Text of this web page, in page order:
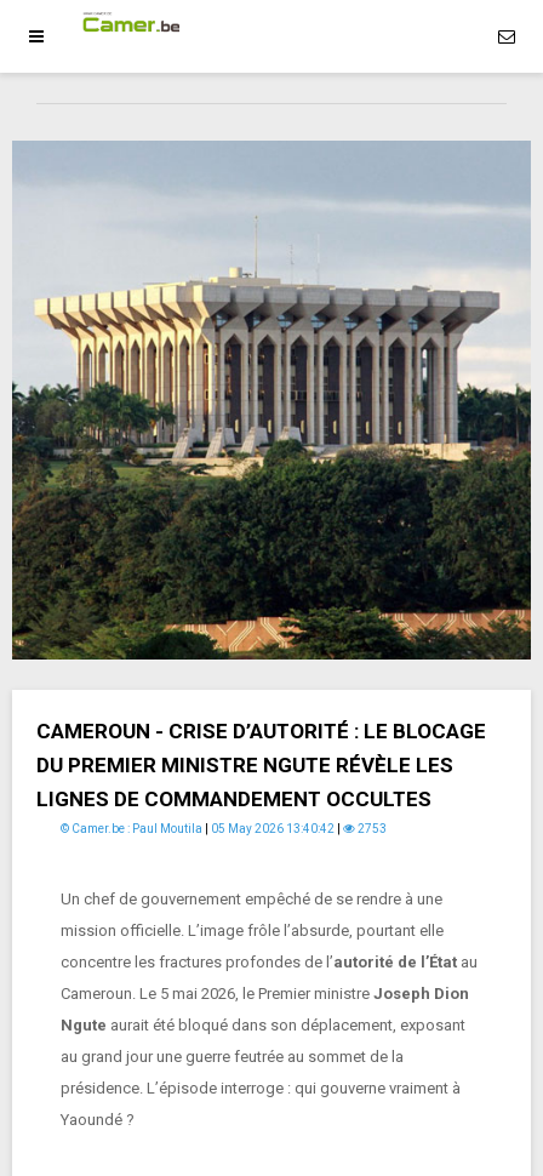
CAMEROUN - CRISE D’AUTORITÉ : LE BLOCAGE
DU PREMIER MINISTRE NGUTE RÉVÈLE LES
LIGNES DE COMMANDEMENT OCCULTES
© Camer.be : Paul Moutila 05 May 2026 13:40:42 2753
Un chef de gouvernement empêché de se rendre à une
mission officielle. L’image frôle l’absurde, pourtant elle
concentre les fractures profondes de l’autorité de l’État au
Cameroun. Le 5 mai 2026, le Premier ministre Joseph Dion
Ngute aurait été bloqué dans son déplacement, exposant
au grand jour une guerre feutrée au sommet de la
présidence. L’épisode interroge : qui gouverne vraiment à
Yaoundé ?